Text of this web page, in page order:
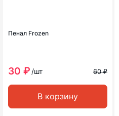
Пенал Frozen
30 ₽ /шт 60 ₽
В корзину